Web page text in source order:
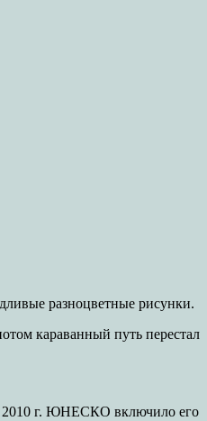
разноцветные рисунки.
караванный путь перестал
2010 г. ЮНЕСКО включило его